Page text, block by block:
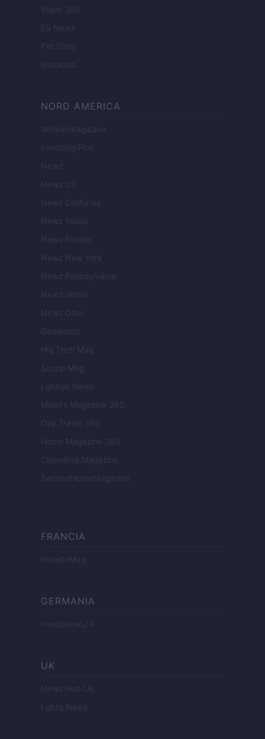
Viajar 365
ES Newz
Pet Story
Encocina
NORD AMERICA
Womanmagazine
Investing Plus
Newz
Newz US
Newz California
Newz Texas
Newz Florida
Newz New York
Newz Pennsylvania
Newz Illinois
Newz Ohio
Gameland
Hig Tech Mag
Scoop Mag
Lgbtqia News
Motors Magazine 365
Day Travel 365
Home Magazine 365
Cineverse Magazine
SecondHomeMagazine
FRANCIA
InvestirMag
GERMANIA
Investieren24
UK
News Hub UK
Lgbtq News